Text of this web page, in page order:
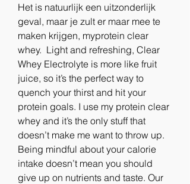
Het is natuurlijk een uitzonderlijk
geval, maar je zult er maar mee te
maken krijgen, myprotein clear
whey.  Light and refreshing, Clear
Whey Electrolyte is more like fruit
juice, so it’s the perfect way to
quench your thirst and hit your
protein goals. I use my protein clear
whey and it’s the only stuff that
doesn’t make me want to throw up.
Being mindful about your calorie
intake doesn’t mean you should
give up on nutrients and taste. Our